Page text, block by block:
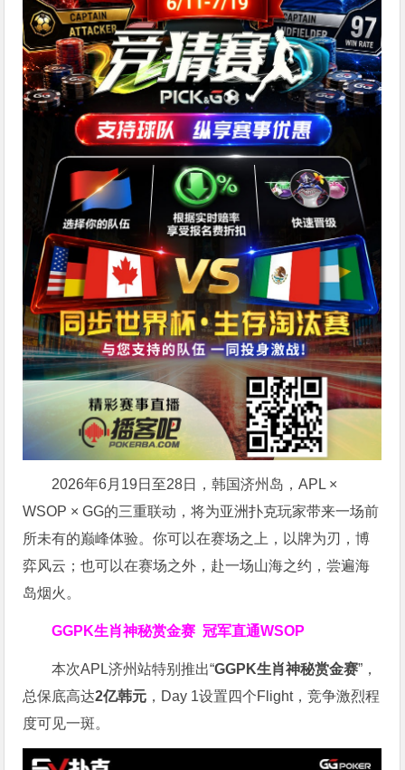
2026年6月19日至28日，韩国济州岛，APL ×
WSOP × GG的三重联动，将为亚洲扑克玩家带来一场前
所未有的巅峰体验。你可以在赛场之上，以牌为刃，博
弈风云；也可以在赛场之外，赴一场山海之约，尝遍海
岛烟火。
GGPK生肖神秘赏金赛冠军直通WSOP
本次APL济州站特别推出“GGPK生肖神秘赏金赛”，
总保底高达2亿韩元 ，Day 1设置四个Flight，竞争激烈程
度可见一斑。